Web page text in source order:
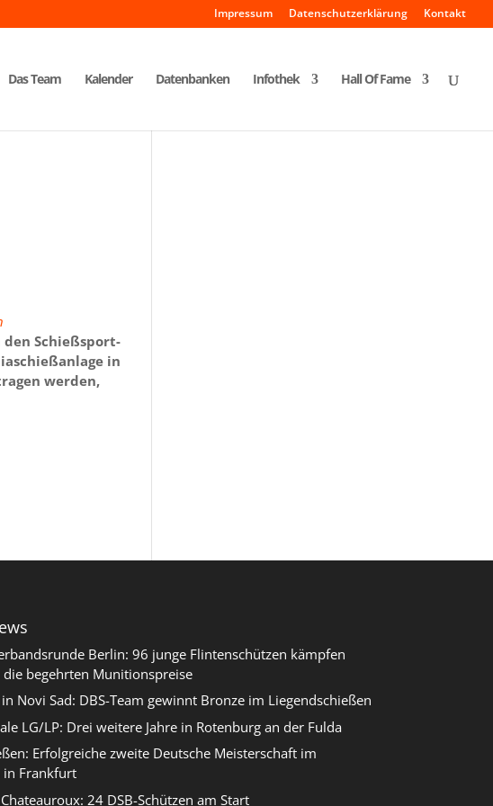
Impressum Datenschutzerklärung Kontakt
Das Team Kalender Datenbanken Infothek Hall Of Fame
den Schießsport-
in
werden,
Berlin: 96 junge Flintenschützen kämpfen
die begehrten Munitionspreise
Novi Sad: DBS-Team gewinnt Bronze im Liegendschießen
LG/LP: Drei weitere Jahre in Rotenburg an der Fulda
Erfolgreiche zweite Deutsche Meisterschaft im
in Frankfurt
24 DSB-Schützen am Start